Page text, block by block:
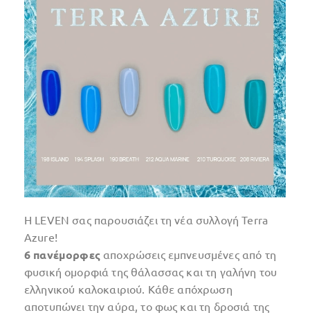
Η LEVEN σας παρουσιάζει τη νέα συλλογή Terra
Azure!
6 πανέμορφεςαποχρώσεις εμπνευσμένες από τη
φυσική ομορφιά της θάλασσας και τη γαλήνη του
ελληνικού καλοκαιριού. Κάθε απόχρωση
αποτυπώνει την αύρα, το φως και τη δροσιά της